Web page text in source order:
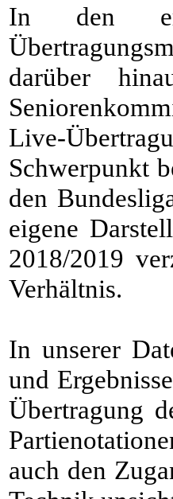
In den
darüber
Live-
Schwerpunkt
den
eigene
2018/2019
Verhältnis.
In unserer
und
Übertragung
auch den